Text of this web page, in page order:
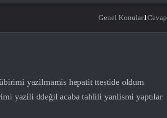
Genel Konular1Cevap
yazilmamis hepatit ttestide oldum
yazili ddeğil acaba tahlili yanlismi yaptılar